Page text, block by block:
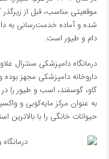
شده و آماده خدمت‌رسانی به
دام و طیور است.
درمانگاه دامپزشکی سنترال
داروخانه دامپزشکی مجهز بوده
گاو، گوسفند، اسب و طیور را
به عنوان مرکز مایه‌کوبی و
حیوانات خانگی را با بالاترین